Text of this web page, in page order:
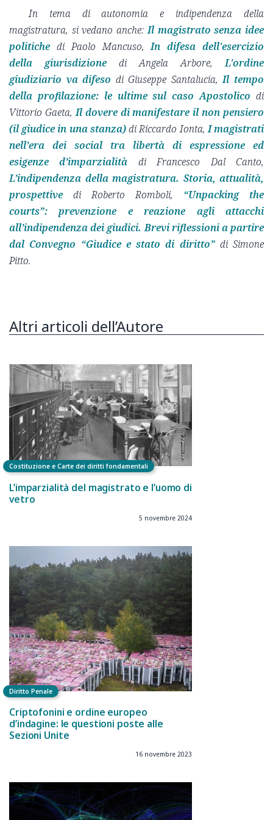
In tema di autonomia e indipendenza della
magistratura, si vedano anche:Il magistrato senza idee
politiche di Paolo Mancuso,In difesa dell'esercizio
della giurisdizione di Angela Arbore,L'ordine
giudiziario va difeso di Giuseppe Santalucia,Il tempo
della profilazione: le ultime sul caso Apostolico di
Vittorio Gaeta,Il dovere di manifestare il non pensiero
(il giudice in una stanza)di Riccardo Ionta,I magistrati
nell’era dei social tra libertà di espressione ed
esigenze d’imparzialità di Francesco Dal Canto,
L’indipendenza della magistratura. Storia, attualità,
prospettive di Roberto Romboli, “Unpacking the
courts”: prevenzione e reazione agli attacchi
all’indipendenza dei giudici. Brevi riflessioni a partire
dal Convegno “Giudice e stato di diritto”di Simone
Pitto.
Altri articoli dell’Autore
Costituzione e Carte dei diritti fondamentali
L’imparzialità del magistrato e l’uomo di
vetro
5 novembre 2024
Diritto Penale
Criptofonini e ordine europeo
d’indagine: le questioni poste alle
Sezioni Unite
16 novembre 2023